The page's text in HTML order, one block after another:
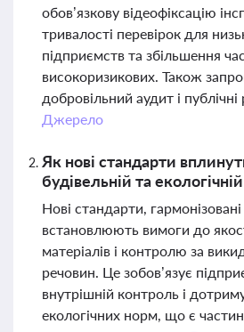
обов’язкову відеофіксацію
тривалості перевірок для
підприємств та збільшення
високоризикових. Також
добровільний аудит і
Джерело
Як нові стандарти
будівельній та
Нові стандарти,
встановлюють вимоги до
матеріалів і контролю за
речовин. Це зобов’язує
внутрішній контроль і
екологічних норм, що є